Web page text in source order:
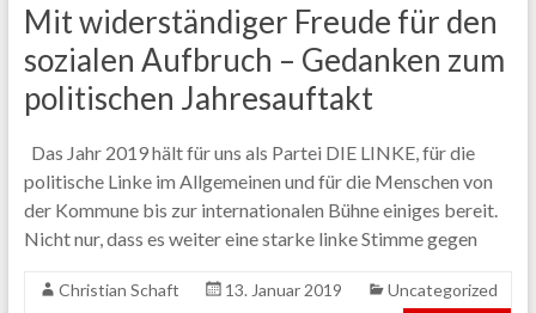
Mit widerständiger Freude für den
sozialen Aufbruch – Gedanken zum
politischen Jahresauftakt
Das Jahr 2019 hält für uns als Partei DIE LINKE, für die
politische Linke im Allgemeinen und für die Menschen von
der Kommune bis zur internationalen Bühne einiges bereit.
Nicht nur, dass es weiter eine starke linke Stimme gegen
Christian Schaft 13. Januar 2019
Uncategorized